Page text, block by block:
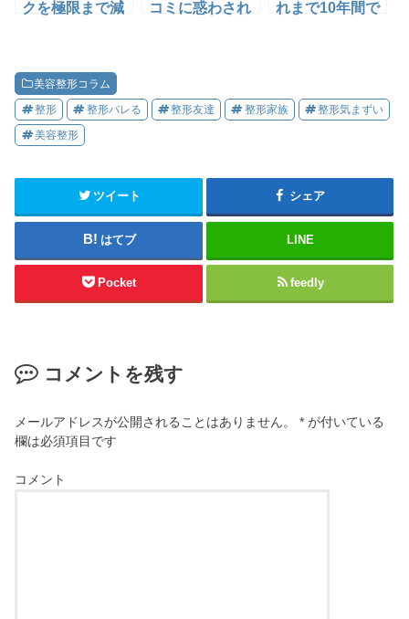
クを極限まで減
コミに惑わされ
れまで10年間で
美容整形コラム
整形 整形バレる 整形友達 整形家族 整形気まずい
美容整形
ツイート シェア
はてブ LINE
Pocket feedly
コメントを残す
メールアドレスが公開されることはありません。 * が付いている
欄は必須項目です
コメント